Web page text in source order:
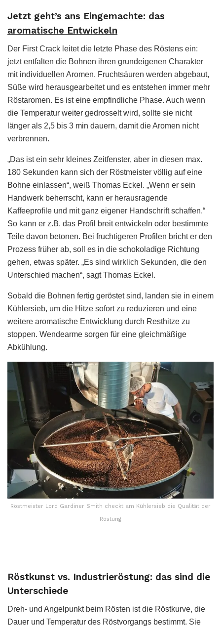
Jetzt geht’s ans Eingemachte: das
aromatische Entwickeln
Der First Crack leitet die letzte Phase des Röstens ein:
jetzt entfalten die Bohnen ihren grundeigenen Charakter
mit individuellen Aromen. Fruchtsäuren werden abgebaut,
Süße wird herausgearbeitet und es entstehen immer mehr
Röstaromen. Es ist eine empfindliche Phase. Auch wenn
die Temperatur weiter gedrosselt wird, sollte sie nicht
länger als 2,5 bis 3 min dauern, damit die Aromen nicht
verbrennen.
„Das ist ein sehr kleines Zeitfenster, aber in diesen max.
180 Sekunden kann sich der Röstmeister völlig auf eine
Bohne einlassen“, weiß Thomas Eckel. „Wenn er sein
Handwerk beherrscht, kann er herausragende
Kaffeeprofile und mit ganz eigener Handschrift schaffen.“
So kann er z.B. das Profil breit entwickeln oder bestimmte
Teile davon betonen. Bei fruchtigeren Profilen bricht er den
Prozess früher ab, soll es in die schokoladige Richtung
gehen, etwas später. „Es sind wirklich Sekunden, die den
Unterschied machen“, sagt Thomas Eckel.
Sobald die Bohnen fertig geröstet sind, landen sie in einem
Kühlersieb, um die Hitze sofort zu reduzieren und eine
weitere aromatische Entwicklung durch Resthitze zu
stoppen. Wendearme sorgen für eine gleichmäßige
Abkühlung.
Röstmeister Lord Gardiner Smith checkt am Kühlersieb die Qualität der
Röstung
Röstkunst vs. Industrieröstung: das sind die
Unterschiede
Dreh- und Angelpunkt beim Rösten ist die Röstkurve, die
Dauer und Temperatur des Röstvorgangs bestimmt. Sie